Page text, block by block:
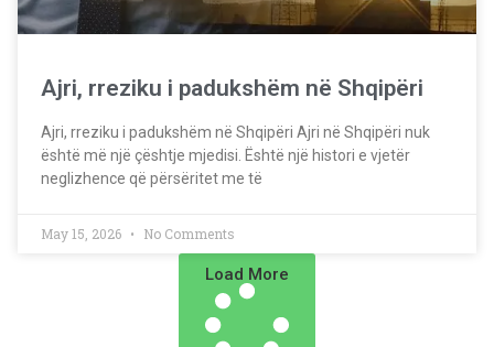
Ajri, rreziku i padukshëm në Shqipëri
Ajri, rreziku i padukshëm në Shqipëri Ajri në Shqipëri nuk
është më një çështje mjedisi. Është një histori e vjetër
neglizhence që përsëritet me të
May 15, 2026 No Comments
Load More